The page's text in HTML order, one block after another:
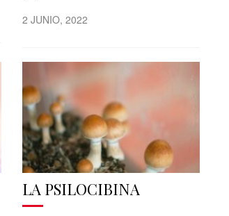
2 JUNIO, 2022
LA PSILOCIBINA